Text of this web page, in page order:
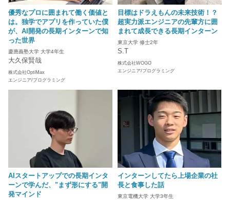
優秀なプロに囲まれて働く価値と
は。独学でアプリを作っていた僕
が、AI開発の長期インターンで知
った世界
慶應義塾大学 大学4年生
大久保賢哉
株式会社OptiMax
エンジニア/プログラミング
目標はドラえもんの未来技術！？
超実力派エンジニアの先輩方に囲
まれて成長できる長期インターン
東京大学 修士2年
S.T
株式会社WOGO
エンジニア/プログラミング
AIスタートアップでの長期インタ
ーンで学んだ、"まず形にする"開
発マインド
インターンしてたら上場企業の社
長と食事した話
東京電機大学 大学3年生